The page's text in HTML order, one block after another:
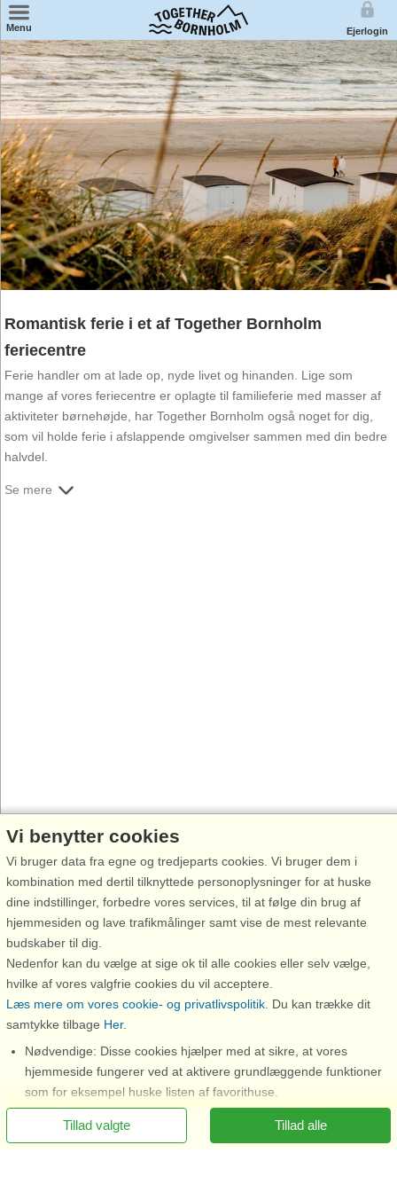
Ring for at bestille
Menu Ejerlogin
Find feriecenter på kort
Miniferie
Badeland
Weekendophold
Familieophold
Ferie for 2
Romantisk ferie i et af Together Bornholm
feriecentre
Ferie handler om at lade op, nyde livet og hinanden. Lige som
mange af vores feriecentre er oplagte til familieferie med masser af
aktiviteter børnehøjde, har Together Bornholm også noget for dig,
som vil holde ferie i afslappende omgivelser sammen med din bedre
halvdel.
Se mere
Vi benytter cookies
Vi bruger data fra egne og tredjeparts cookies. Vi bruger dem i
kombination med dertil tilknyttede personoplysninger for at huske
dine indstillinger, forbedre vores services, til at følge din brug af
hjemmesiden og lave trafikmålinger samt vise de mest relevante
budskaber til dig.
Nedenfor kan du vælge at sige ok til alle cookies eller selv vælge,
hvilke af vores valgfrie cookies du vil acceptere.
Læs mere om vores cookie- og privatlivspolitik . Du kan trække dit
samtykke tilbage Her.
Nødvendige: Disse cookies hjælper med at sikre, at vores
hjemmeside fungerer ved at aktivere grundlæggende funktioner
som for eksempel huske listen af favorithuse.
Funktionelle: Disse anvendes til at huske dine søgeindstillinger,
f.eks. antal personer, husdyr, ankomstdato o.lign.Tillad alle
Tillad valgte